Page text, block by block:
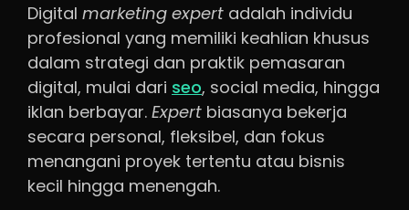
Digital marketing expert adalah individu
profesional yang memiliki keahlian khusus
dalam strategi dan praktik pemasaran
digital, mulai dari seo, social media, hingga
iklan berbayar. Expert biasanya bekerja
secara personal, fleksibel, dan fokus
menangani proyek tertentu atau bisnis
kecil hingga menengah.